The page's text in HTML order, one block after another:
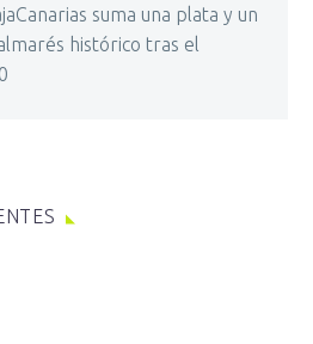
suma una plata y un
histórico tras el